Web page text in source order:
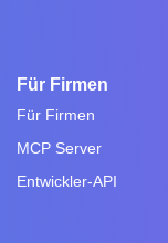
Für Firmen
Für Firmen
MCP Server
Entwickler-API